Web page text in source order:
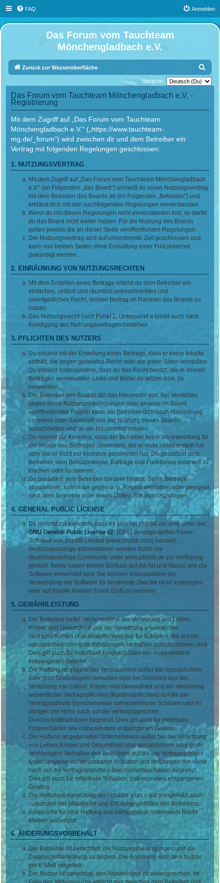
FAQ Anmelden
Das Forum vom Tauchteam
Mönchengladbach e.V.
Zurück zur Wasseroberfläche
u
Sprache:
Das Forum vom Tauchteam Mönchengladbach e.V. -
Registrierung
Mit dem Zugriff auf „Das Forum vom Tauchteam
Mönchengladbach e.V.“ („https://www.tauchteam-
mg.de/_forum“) wird zwischen dir und dem Betreiber ein
Vertrag mit folgenden Regelungen geschlossen:
1. NUTZUNGSVERTRAG
Mit dem Zugriff auf „Das Forum vom Tauchteam Mönchengladbach
e.V.“ (im Folgenden „das Board“) schließt du einen Nutzungsvertrag
mit dem Betreiber des Boards ab (im Folgenden „Betreiber“) und
erklärst dich mit den nachfolgenden Regelungen einverstanden.
Wenn du mit diesen Regelungen nicht einverstanden bist, so darfst
du das Board nicht weiter nutzen. Für die Nutzung des Boards
gelten jeweils die an dieser Stelle veröffentlichten Regelungen.
Der Nutzungsvertrag wird auf unbestimmte Zeit geschlossen und
kann von beiden Seiten ohne Einhaltung einer Frist jederzeit
gekündigt werden.
2. EINRÄUMUNG VON NUTZUNGSRECHTEN
Mit dem Erstellen eines Beitrags erteilst du dem Betreiber ein
einfaches, zeitlich und räumlich unbeschränktes und
unentgeltliches Recht, deinen Beitrag im Rahmen des Boards zu
nutzen.
Das Nutzungsrecht nach Punkt 2, Unterpunkt a bleibt auch nach
Kündigung des Nutzungsvertrages bestehen.
3. PFLICHTEN DES NUTZERS
Du erklärst mit der Erstellung eines Beitrags, dass er keine Inhalte
enthält, die gegen geltendes Recht oder die guten Sitten verstoßen.
Du erklärst insbesondere, dass du das Recht besitzt, die in deinen
Beiträgen verwendeten Links und Bilder zu setzen bzw. zu
verwenden.
Der Betreiber des Boards übt das Hausrecht aus. Bei Verstößen
gegen diese Nutzungsbedingungen oder anderer im Board
veröffentlichten Regeln kann der Betreiber dich nach Abmahnung
zeitweise oder dauerhaft von der Nutzung dieses Boards
ausschließen und dir ein Hausverbot erteilen.
Du nimmst zur Kenntnis, dass der Betreiber keine Verantwortung für
die Inhalte von Beiträgen übernimmt, die er nicht selbst erstellt hat
oder die er nicht zur Kenntnis genommen hat. Du gestattest dem
Betreiber, dein Benutzerkonto, Beiträge und Funktionen jederzeit zu
löschen oder zu sperren.
Du gestattest dem Betreiber darüber hinaus, deine Beiträge
abzuändern, sofern sie gegen o. g. Regeln verstoßen oder geeignet
sind, dem Betreiber oder einem Dritten Schaden zuzufügen.
4. GENERAL PUBLIC LICENSE
Du nimmst zur Kenntnis, dass es sich bei phpBB um eine unter der „
GNU General Public License v2“ (GPL) bereitgestellten Foren-
Software von phpBB Limited (www.phpbb.com) handelt;
deutschsprachige Informationen werden durch die
deutschsprachige Community unter www.phpbb.de zur Verfügung
gestellt. Beide haben keinen Einfluss auf die Art und Weise, wie die
Software verwendet wird. Sie können insbesondere die
Verwendung der Software für bestimmte Zwecke nicht untersagen
oder auf Inhalte fremder Foren Einfluss nehmen.
5. GEWÄHRLEISTUNG
Der Betreiber haftet mit Ausnahme der Verletzung von Leben,
Körper und Gesundheit und der Verletzung wesentlicher
Vertragspflichten (Kardinalpflichten) nur für Schäden, die auf ein
vorsätzliches oder grob fahrlässiges Verhalten zurückzuführen sind.
Dies gilt auch für mittelbare Folgeschäden wie insbesondere
entgangenen Gewinn.
Die Haftung ist gegenüber Verbrauchern außer bei vorsätzlichem
oder grob fahrlässigem Verhalten oder bei Schäden aus der
Verletzung von Leben, Körper und Gesundheit und der Verletzung
wesentlicher Vertragspflichten (Kardinalpflichten) auf die bei
Vertragsschluss typischerweise vorhersehbaren Schäden und im
übrigen der Höhe nach auf die vertragstypischen
Durchschnittsschäden begrenzt. Dies gilt auch für mittelbare
Folgeschäden wie insbesondere entgangenen Gewinn.
Die Haftung ist gegenüber Unternehmern außer bei der Verletzung
von Leben, Körper und Gesundheit oder vorsätzlichem oder grob
fahrlässigem Verhalten des Betreibers auf die bei Vertragsschluss
typischerweise vorhersehbaren Schäden und im Übrigen der Höhe
nach auf die vertragstypischen Durchschnittsschäden begrenzt.
Dies gilt auch für mittelbare Schäden, insbesondere entgangenen
Gewinn.
Die Haftungsbegrenzung der Absätze a bis c gilt sinngemäß auch
zugunsten der Mitarbeiter und Erfüllungsgehilfen des Betreibers.
Ansprüche für eine Haftung aus zwingendem nationalem Recht
bleiben unberührt.
6. ÄNDERUNGSVORBEHALT
Der Betreiber ist berechtigt, die Nutzungsbedingungen und die
Datenschutzerklärung zu ändern. Die Änderung wird dem Nutzer
per E-Mail mitgeteilt.
Der Nutzer ist berechtigt, den Änderungen zu widersprechen. Im